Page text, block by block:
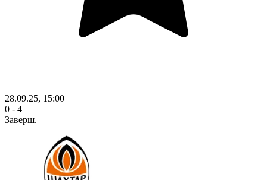
28.09.25, 15:00
0 - 4
Заверш.